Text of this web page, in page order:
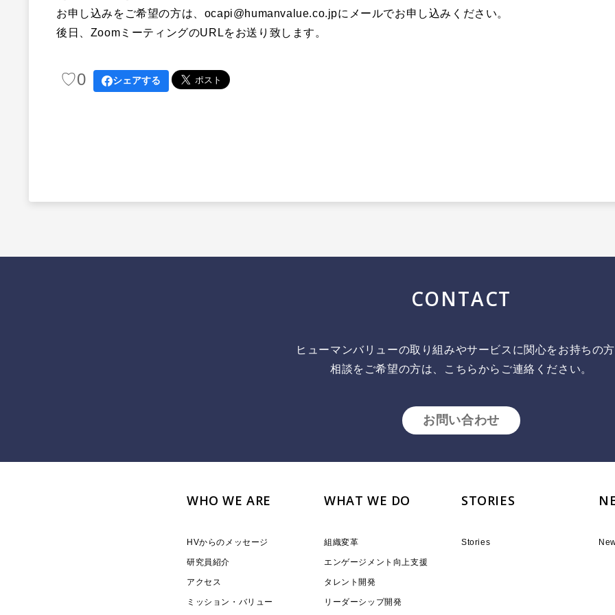
お申し込みを ご希望の方は、ocapi@humanvalue.co.jpにメールでお申し込みください。
後日、ZoomミーティングのURLをお送り致します。
♡0 シェアする
CONTACT
ヒューマンバリューの取り組みやサービスに関心をお持ちの方
相談をご希望の方は、こちらからご連絡ください。
お問い合わせ
WHO WE ARE
HVからのメッセージ
研究員紹介
アクセス
ミッション・バリュー
WHAT WE DO
組織変革
エンゲージメント向上支援
タレント開発
リーダーシップ開発
STORIES
Stories